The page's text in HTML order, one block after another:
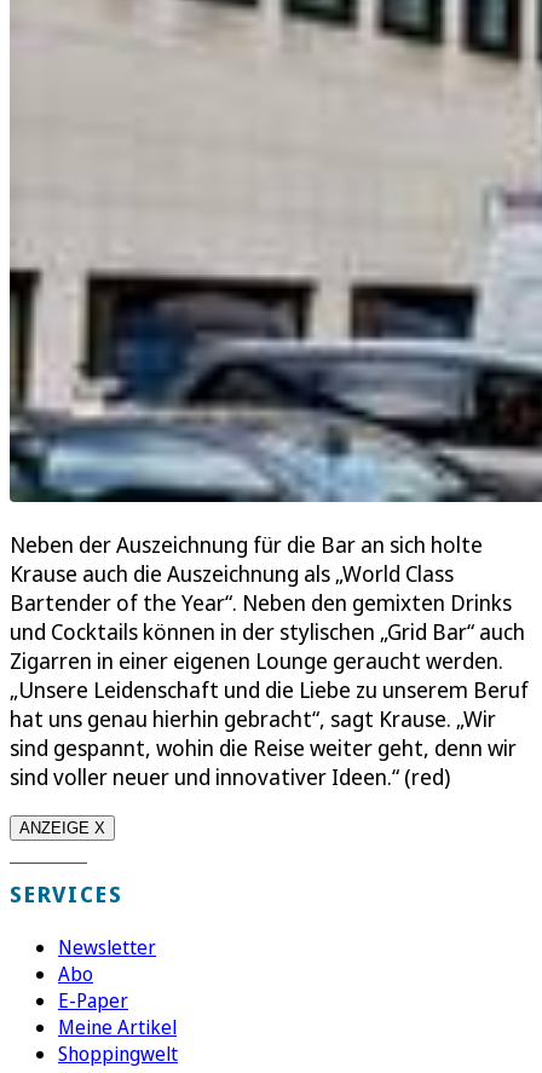
Neben der Auszeichnung für die Bar an sich holte
Krause auch die Auszeichnung als „World Class
Bartender of the Year“. Neben den gemixten Drinks
und Cocktails können in der stylischen „Grid Bar“ auch
Zigarren in einer eigenen Lounge geraucht werden.
„Unsere Leidenschaft und die Liebe zu unserem Beruf
hat uns genau hierhin gebracht“, sagt Krause. „Wir
sind gespannt, wohin die Reise weiter geht, denn wir
sind voller neuer und innovativer Ideen.“ (red)
ANZEIGE X
SERVICES
Newsletter
Abo
E-Paper
Meine Artikel
Shoppingwelt